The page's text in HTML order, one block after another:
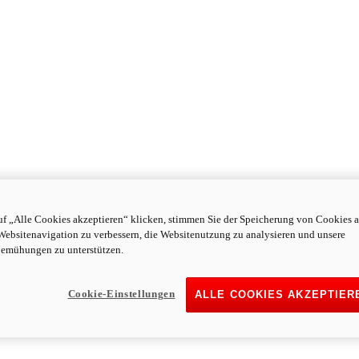
„Alle Cookies akzeptieren“ klicken, stimmen Sie der Speicherung von Cookies
zu verbessern, die Websitenutzung zu analysieren und unsere
zu unterstützen.
ALLE COOKIES
Cookie-Einstellungen